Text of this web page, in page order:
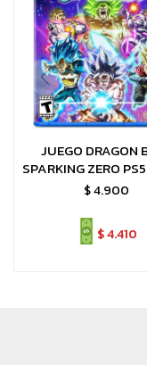
JUEGO DRAGON
SPARKING ZERO
$4.900
$4.410